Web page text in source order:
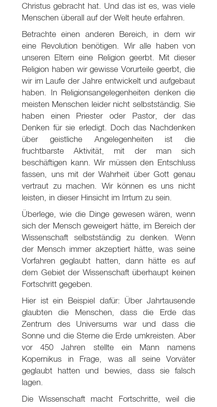
Christus gebracht hat. Und das ist es, was viele
Menschen überall auf der Welt heute erfahren.
Betrachte einen anderen Bereich, in dem wir
eine Revolution benötigen. Wir alle haben von
unseren Eltern eine Religion geerbt. Mit dieser
Religion haben wir gewisse Vorurteile geerbt, die
wir im Laufe der Jahre entwickelt und aufgebaut
haben. In Religionsangelegenheiten denken die
meisten Menschen leider nicht selbstständig. Sie
haben einen Priester oder Pastor, der das
Denken für sie erledigt. Doch das Nachdenken
über geistliche Angelegenheiten ist die
fruchtbarste Aktivität, mit der man sich
beschäftigen kann. Wir müssen den Entschluss
fassen, uns mit der Wahrheit über Gott genau
vertraut zu machen. Wir können es uns nicht
leisten, in dieser Hinsicht im Irrtum zu sein.
Überlege, wie die Dinge gewesen wären, wenn
sich der Mensch geweigert hätte, im Bereich der
Wissenschaft selbstständig zu denken. Wenn
der Mensch immer akzeptiert hätte, was seine
Vorfahren geglaubt hatten, dann hätte es auf
dem Gebiet der Wissenschaft überhaupt keinen
Fortschritt gegeben.
Hier ist ein Beispiel dafür: Über Jahrtausende
glaubten die Menschen, dass die Erde das
Zentrum des Universums war und dass die
Sonne und die Sterne die Erde umkreisten. Aber
vor 450 Jahren stellte ein Mann namens
Kopernikus in Frage, was all seine Vorväter
geglaubt hatten und bewies, dass sie falsch
lagen.
Die Wissenschaft macht Fortschritte, weil die